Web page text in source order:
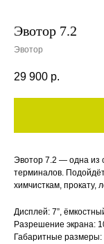
Эвотор 7.2
Эвотор
29 900 р.
Эвотор 7.2 — одна из
терминалов.
химчисткам, прокату,
Дисплей: 7”,
Разрешение экрана:
Габаритные размеры: